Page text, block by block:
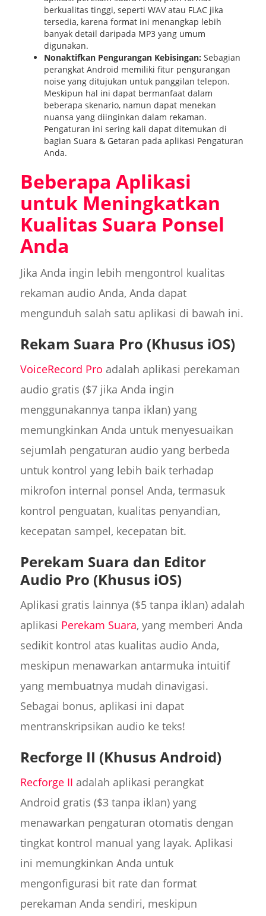
berkualitas tinggi, seperti WAV atau FLAC jika
tersedia, karena format ini menangkap lebih
banyak detail daripada MP3 yang umum
digunakan.
Nonaktifkan Pengurangan Kebisingan: Sebagian
perangkat Android memiliki fitur pengurangan
noise yang ditujukan untuk panggilan telepon.
Meskipun hal ini dapat bermanfaat dalam
beberapa skenario, namun dapat menekan
nuansa yang diinginkan dalam rekaman.
Pengaturan ini sering kali dapat ditemukan di
bagian Suara & Getaran pada aplikasi Pengaturan
Anda.
Beberapa Aplikasi
untuk Meningkatkan
Kualitas Suara Ponsel
Anda
Jika Anda ingin lebih mengontrol kualitas
rekaman audio Anda, Anda dapat
mengunduh salah satu aplikasi di bawah ini.
Rekam Suara Pro (Khusus iOS)
VoiceRecord Pro adalah aplikasi perekaman
audio gratis ($7 jika Anda ingin
menggunakannya tanpa iklan) yang
memungkinkan Anda untuk menyesuaikan
sejumlah pengaturan audio yang berbeda
untuk kontrol yang lebih baik terhadap
mikrofon internal ponsel Anda, termasuk
kontrol penguatan, kualitas penyandian,
kecepatan sampel, kecepatan bit.
Perekam Suara dan Editor
Audio Pro (Khusus iOS)
Aplikasi gratis lainnya ($5 tanpa iklan) adalah
aplikasi Perekam Suara, yang memberi Anda
sedikit kontrol atas kualitas audio Anda,
meskipun menawarkan antarmuka intuitif
yang membuatnya mudah dinavigasi.
Sebagai bonus, aplikasi ini dapat
mentranskripsikan audio ke teks!
Recforge II (Khusus Android)
Recforge II adalah aplikasi perangkat
Android gratis ($3 tanpa iklan) yang
menawarkan pengaturan otomatis dengan
tingkat kontrol manual yang layak. Aplikasi
ini memungkinkan Anda untuk
mengonfigurasi bit rate dan format
perekaman Anda sendiri, meskipun